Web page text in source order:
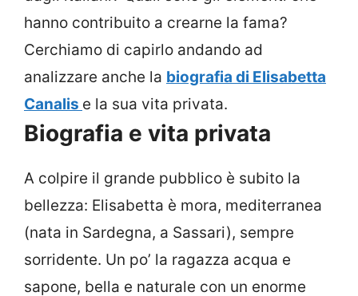
hanno contribuito a crearne la fama?
Cerchiamo di capirlo andando ad
analizzare anche la biografia di Elisabetta
Canalis e la sua vita privata.
Biografia e vita privata
A colpire il grande pubblico è subito la
bellezza: Elisabetta è mora, mediterranea
(nata in Sardegna, a Sassari), sempre
sorridente. Un po’ la ragazza acqua e
sapone, bella e naturale con un enorme